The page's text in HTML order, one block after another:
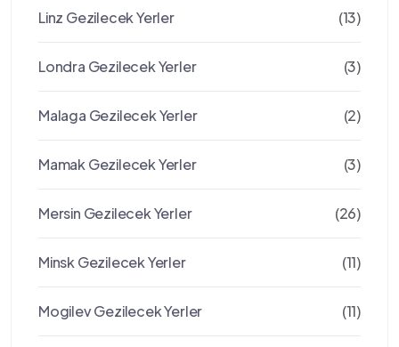
Linz Gezilecek Yerler (13)
Londra Gezilecek Yerler (3)
Malaga Gezilecek Yerler (2)
Mamak Gezilecek Yerler (3)
Mersin Gezilecek Yerler (26)
Minsk Gezilecek Yerler (11)
Mogilev Gezilecek Yerler (11)